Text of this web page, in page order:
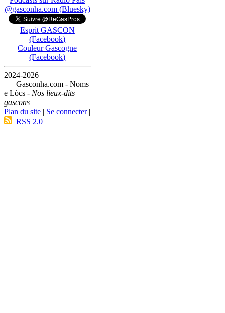
@gasconha.com (Bluesky)
Esprit GASCON
(Facebook)
Couleur Gascogne
(Facebook)
2024-2026
— Gasconha.com - Noms
e Lòcs - Nos lieux-dits
gascons
Plan du site | Se connecter|
RSS 2.0